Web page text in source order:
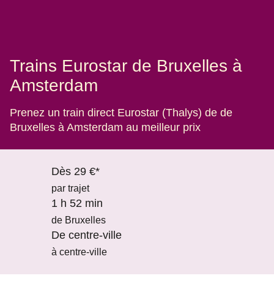
Trains Eurostar de Bruxelles à
Amsterdam
Prenez un train direct Eurostar (Thalys) de de
Bruxelles à Amsterdam au meilleur prix
Dès 29 €*
par trajet
1 h 52 min
de Bruxelles
De centre-ville
à centre-ville